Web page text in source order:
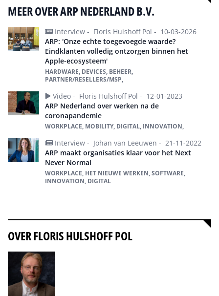
MEER OVER ARP NEDERLAND B.V.
Interview - Floris Hulshoff Pol - 10-03-2026
ARP: 'Onze echte toegevoegde waarde?
Eindklanten volledig ontzorgen binnen het
Apple-ecosysteem'
HARDWARE, DEVICES, BEHEER,
PARTNER/RESELLERS/MSP,
Video - Floris Hulshoff Pol - 12-01-2023
ARP Nederland over werken na de
coronapandemie
WORKPLACE, MOBILITY, DIGITAL, INNOVATION,
Interview - Johan van Leeuwen - 21-11-2022
ARP maakt organisaties klaar voor het Next
Never Normal
WORKPLACE, HET NIEUWE WERKEN, SOFTWARE,
INNOVATION, DIGITAL
OVER FLORIS HULSHOFF POL